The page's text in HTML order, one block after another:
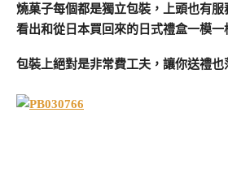
燒菓子每個都是獨立包裝，上頭也有
看出和從日本買回來的日式禮盒一模一
包裝上絕對是非常費工夫，讓你送禮也